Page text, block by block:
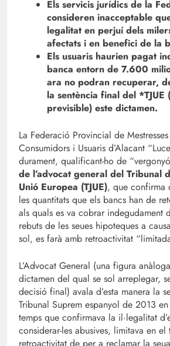
Els servicis jurídics de la
consideren inacceptable
legalitat en perjuí dels
afectats i en benefici de la
Els usuaris haurien pagat
banca entorn de 7.600
ara no podran recuperar,
la sentència final del *TJUE
previsible) este dictamen.
La Federació Provincial de
Consumidors i Usuaris d’Alacant
durament, qualificant-ho de
de l’advocat general del Tribunal
Unió Europea (TJUE), que confirma
les quantitats que els bancs han de
als quals es va cobrar indegudament
rebuts de les seues hipoteques a
sol, es farà amb retroactivitat
L’Advocat General (una figura
dictamen del qual se sol arreplegar,
decisió final) avala d’esta manera la
Tribunal Suprem espanyol de 2013
temps que confirmava la il·legalitat
considerar-les abusives, limitava en el